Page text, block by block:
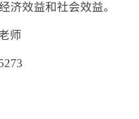
济效益和社会效益。
师